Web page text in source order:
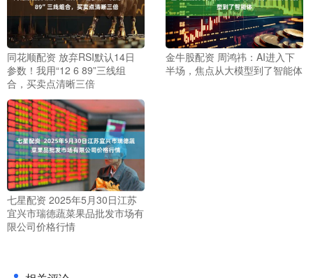
同花顺配资 放弃RSI默认14日
参数！我用“12 6 89”三线组
合，买卖点清晰三倍
金牛股配资 周鸿祎：AI进入下
半场，焦点从大模型到了智能体
七星配资 2025年5月30日江苏
宜兴市瑞德蔬菜果品批发市场有
限公司价格行情